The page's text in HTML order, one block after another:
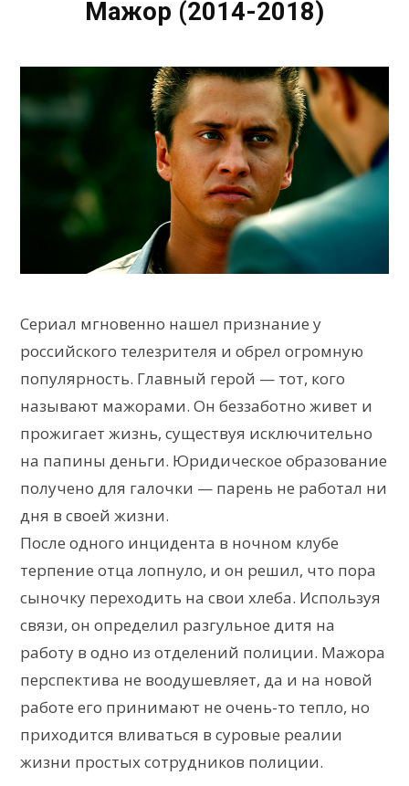
Мажор (2014-2018)
Сериал мгновенно нашел признание у
российского телезрителя и обрел огромную
популярность. Главный герой — тот, кого
называют мажорами. Он беззаботно живет и
прожигает жизнь, существуя исключительно
на папины деньги. Юридическое образование
получено для галочки — парень не работал ни
дня в своей жизни.
После одного инцидента в ночном клубе
терпение отца лопнуло, и он решил, что пора
сыночку переходить на свои хлеба. Используя
связи, он определил разгульное дитя на
работу в одно из отделений полиции. Мажора
перспектива не воодушевляет, да и на новой
работе его принимают не очень-то тепло, но
приходится вливаться в суровые реалии
жизни простых сотрудников полиции.